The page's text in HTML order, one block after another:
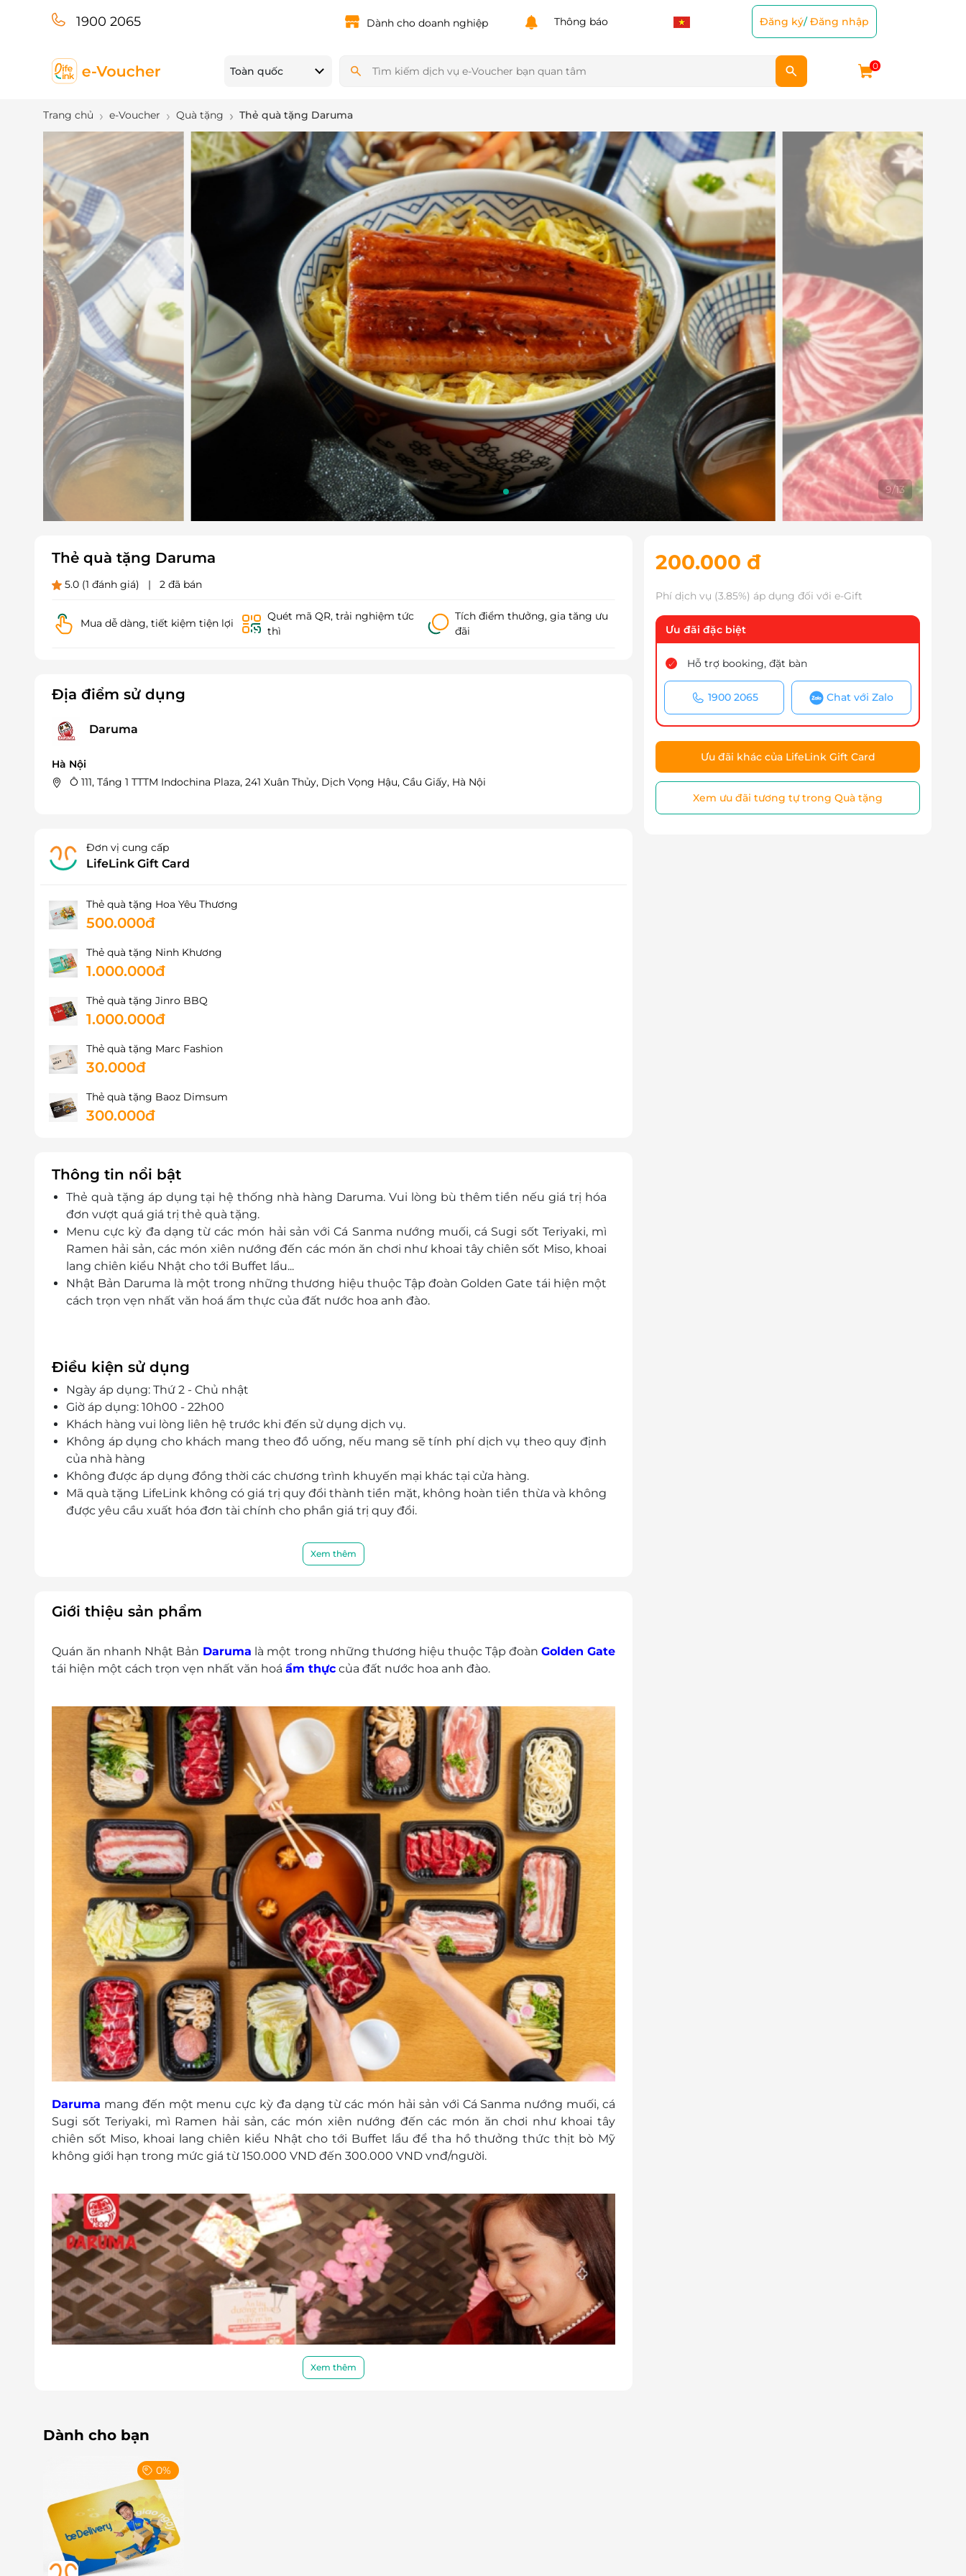
1900 2065 Dành cho doanh nghiệp Thông báo Đăng ký/Đăng nhập
Toàn quốc 0
Trang chủ e-Voucher Quà tặng Thẻ quà tặng Daruma
10/13
Thẻ quà tặng Daruma
5.0 (1 đánh giá) | 2 đã bán
Mua dễ dàng, tiết kiệm tiện lợi
Quét mã QR, trải nghiệm tức
thì
Tích điểm thưởng, gia tăng ưu
đãi
Địa điểm sử dụng
Daruma
Hà Nội
Ô 111, Tầng 1 TTTM Indochina Plaza, 241 Xuân Thủy, Dịch Vọng Hậu, Cầu Giấy, Hà Nội
Đơn vị cung cấp
LifeLink Gift Card
Thẻ quà tặng Hoa Yêu Thương
500.000đ
Thẻ quà tặng Ninh Khương
1.000.000đ
Thẻ quà tặng Jinro BBQ
1.000.000đ
Thẻ quà tặng Marc Fashion
30.000đ
Thẻ quà tặng Baoz Dimsum
300.000đ
Thông tin nổi bật
Thẻ quà tặng áp dụng tại hệ thống nhà hàng Daruma. Vui lòng bù thêm tiền nếu giá trị hóa
đơn vượt quá giá trị thẻ quà tặng.
Menu cực kỳ đa dạng từ các món hải sản với Cá Sanma nướng muối, cá Sugi sốt Teriyaki, mì
Ramen hải sản, các món xiên nướng đến các món ăn chơi như khoai tây chiên sốt Miso, khoai
lang chiên kiểu Nhật cho tới Buffet lẩu...
Nhật Bản Daruma là một trong những thương hiệu thuộc Tập đoàn Golden Gate tái hiện một
cách trọn vẹn nhất văn hoá ẩm thực của đất nước hoa anh đào.
Điều kiện sử dụng
Ngày áp dụng: Thứ 2 - Chủ nhật
Giờ áp dụng: 10h00 - 22h00
Khách hàng vui lòng liên hệ trước khi đến sử dụng dịch vụ.
Không áp dụng cho khách mang theo đồ uống, nếu mang sẽ tính phí dịch vụ theo quy định
của nhà hàng
Không được áp dụng đồng thời các chương trình khuyến mại khác tại cửa hàng.
Mã quà tặng LifeLink không có giá trị quy đổi thành tiền mặt, không hoàn tiền thừa và không
được yêu cầu xuất hóa đơn tài chính cho phần giá trị quy đổi.
Xem thêm
Giới thiệu sản phẩm
Quán ăn nhanh Nhật Bản Daruma là một trong những thương hiệu thuộc Tập đoàn Golden Gate
tái hiện một cách trọn vẹn nhất văn hoá ẩm thực của đất nước hoa anh đào.
Daruma mang đến một menu cực kỳ đa dạng từ các món hải sản với Cá Sanma nướng muối, cá
Sugi sốt Teriyaki, mì Ramen hải sản, các món xiên nướng đến các món ăn chơi như khoai tây
chiên sốt Miso, khoai lang chiên kiểu Nhật cho tới Buffet lẩu để tha hồ thưởng thức thịt bò Mỹ
không giới hạn trong mức giá từ 150.000 VND đến 300.000 VND vnđ/người.
Xem thêm
200.000 đ
Phí dịch vụ (3.85%) áp dụng đối với e-Gift
Ưu đãi đặc biệt
Hỗ trợ booking, đặt bàn
1900 2065 Chat với Zalo
Ưu đãi khác của LifeLink Gift Card
Xem ưu đãi tương tự trong Quà tặng
Dành cho bạn
0%